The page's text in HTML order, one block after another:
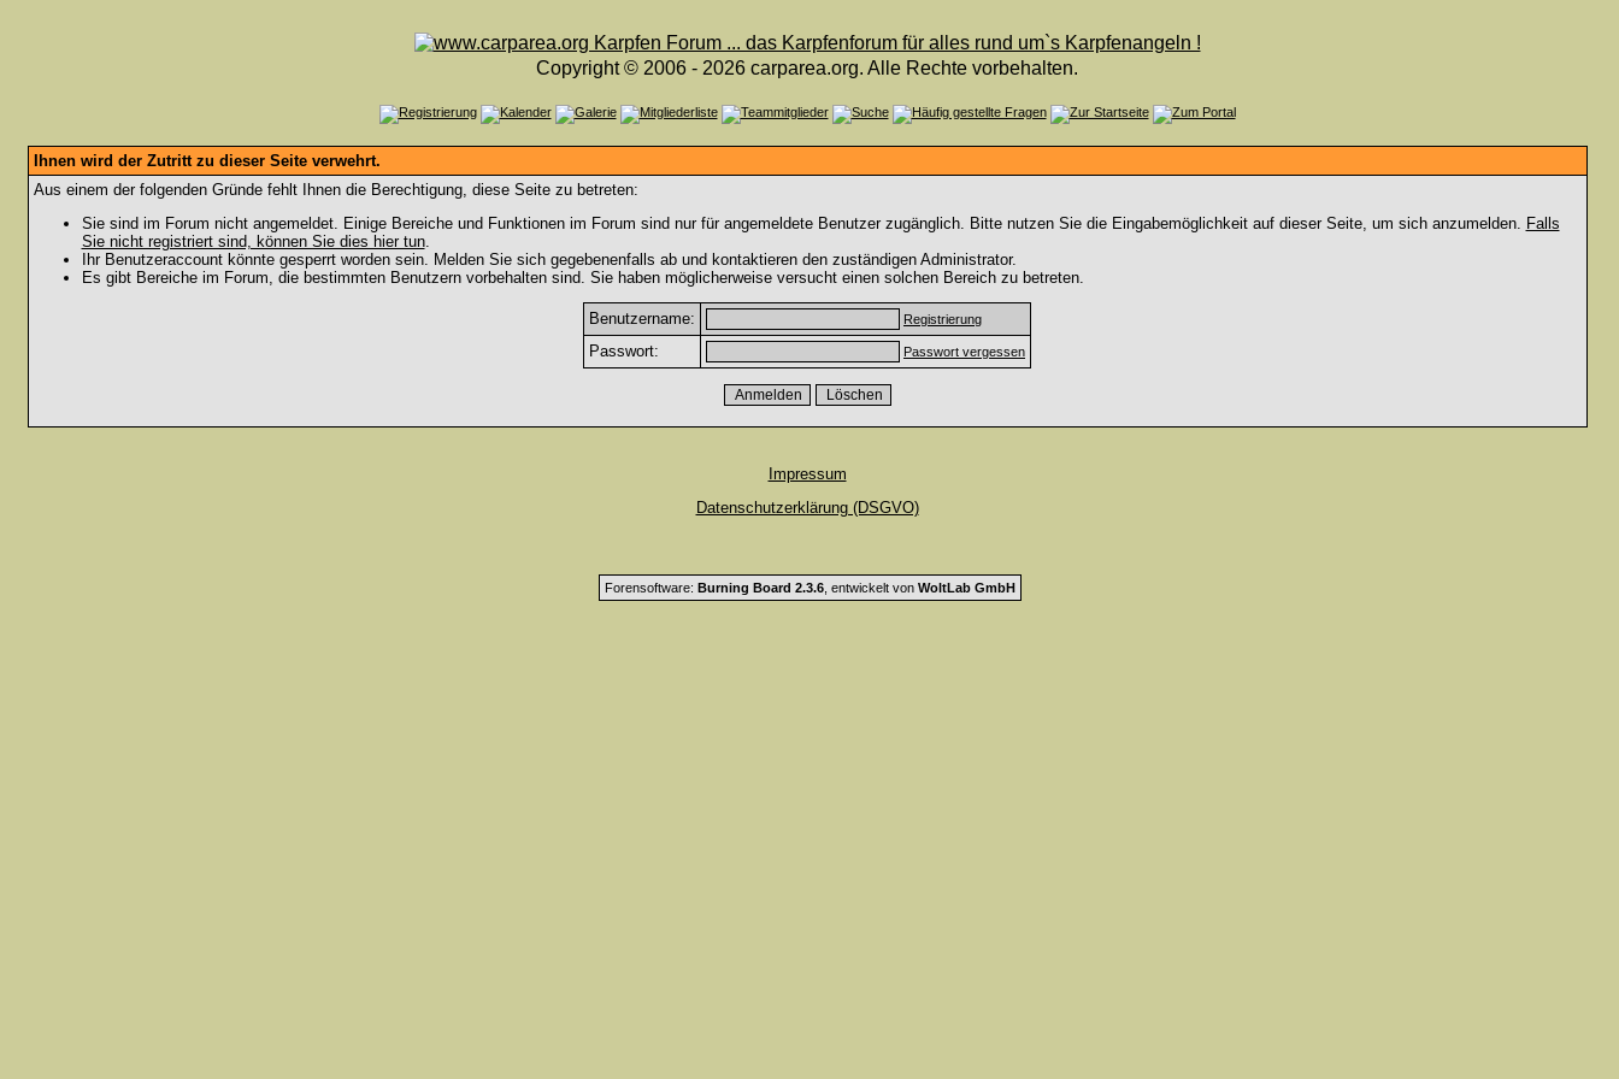
Copyright © 2006 - 2026 carparea.org. Alle Rechte vorbehalten.
Ihnen wird der Zutritt zu dieser Seite verwehrt.
Aus einem der folgenden Gründe fehlt Ihnen die Berechtigung, diese Seite zu betreten:
Sie sind im Forum nicht angemeldet. Einige Bereiche und Funktionen im Forum sind nur für angemeldete Benutzer zugänglich. Bitte nutzen Sie die Eingabemöglichkeit auf dieser Seite, um sich anzumelden. Falls
Sie nicht registriert sind, können Sie dies hier tun.
Ihr Benutzeraccount könnte gesperrt worden sein. Melden Sie sich gegebenenfalls ab und kontaktieren den zuständigen Administrator.
Es gibt Bereiche im Forum, die bestimmten Benutzern vorbehalten sind. Sie haben möglicherweise versucht einen solchen Bereich zu betreten.
Benutzername: Registrierung
Passwort: Passwort vergessen
Impressum
Datenschutzerklärung (DSGVO)
Forensoftware: Burning Board 2.3.6, entwickelt von WoltLab GmbH